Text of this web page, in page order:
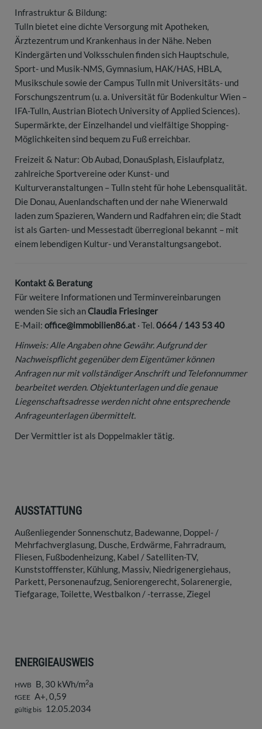
Infrastruktur & Bildung:
Tulln bietet eine dichte Versorgung mit Apotheken,
Ärztezentrum und Krankenhaus in der Nähe. Neben
Kindergärten und Volksschulen finden sich Hauptschule,
Sport- und Musik-NMS, Gymnasium, HAK/HAS, HBLA,
Musikschule sowie der Campus Tulln mit Universitäts- und
Forschungszentrum (u. a. Universität für Bodenkultur Wien –
IFA-Tulln, Austrian Biotech University of Applied Sciences).
Supermärkte, der Einzelhandel und vielfältige Shopping-
Möglichkeiten sind bequem zu Fuß erreichbar.
Freizeit & Natur: Ob Aubad, DonauSplash, Eislaufplatz,
zahlreiche Sportvereine oder Kunst- und
Kulturveranstaltungen – Tulln steht für hohe Lebensqualität.
Die Donau, Auenlandschaften und der nahe Wienerwald
laden zum Spazieren, Wandern und Radfahren ein; die Stadt
ist als Garten- und Messestadt überregional bekannt – mit
einem lebendigen Kultur- und Veranstaltungsangebot.
Kontakt & Beratung
Für weitere Informationen und Terminvereinbarungen
wenden Sie sich anClaudia Friesinger
E-Mail: office@immobilien86.at · Tel.0664 / 143 53 40
Hinweis: Alle Angaben ohne Gewähr. Aufgrund der
Nachweispflicht gegenüber dem Eigentümer können
Anfragen nur mit vollständiger Anschrift und Telefonnummer
bearbeitet werden. Objektunterlagen und die genaue
Liegenschaftsadresse werden nicht ohne entsprechende
Anfrageunterlagen übermittelt.
Der Vermittler ist als Doppelmakler tätig.
AUSSTATTUNG
Außenliegender Sonnenschutz Badewanne Doppel- /
Mehrfachverglasung Dusche Erdwärme Fahrradraum
Fliesen Fußbodenheizung Kabel / Satelliten-TV
Kunststofffenster Kühlung Massiv Niedrigenergiehaus
Parkett Personenaufzug Seniorengerecht Solarenergie
Tiefgarage Toilette Westbalkon / -terrasse Ziegel
ENERGIEAUSWEIS
HWB B, 30 kWh/m2a
fGEE A+, 0,59
gültig bis 12.05.2034